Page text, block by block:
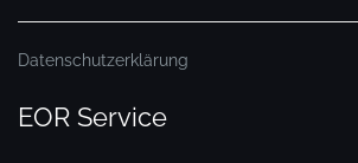
Datenschutzerklärung
EOR Service